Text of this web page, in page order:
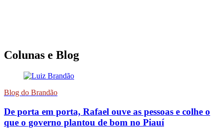
Colunas e Blog
Blog do Brandão
De porta em porta, Rafael ouve as pessoas e colhe o
que o governo plantou de bom no Piauí